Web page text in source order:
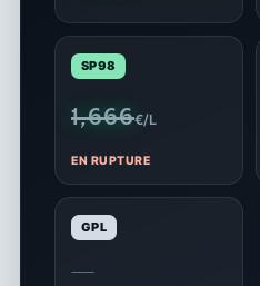
SP98
1,666€/L
EN RUPTURE
GPL
—